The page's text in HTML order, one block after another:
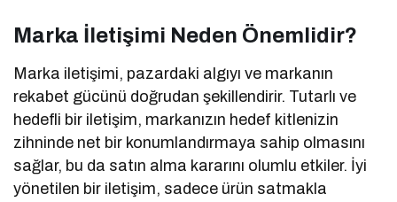
Marka İletişimi Neden Önemlidir?
Marka iletişimi, pazardaki algıyı ve markanın
rekabet gücünü doğrudan şekillendirir. Tutarlı ve
hedefli bir iletişim, markanızın hedef kitlenizin
zihninde net bir konumlandırmaya sahip olmasını
sağlar, bu da satın alma kararını olumlu etkiler. İyi
yönetilen bir iletişim, sadece ürün satmakla